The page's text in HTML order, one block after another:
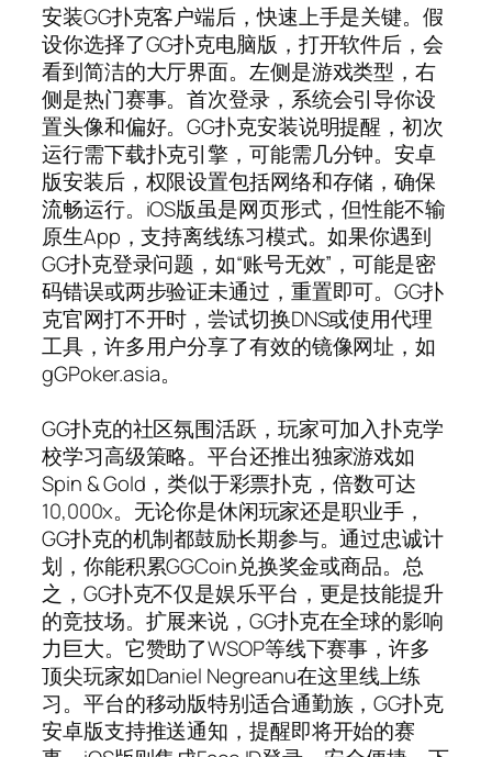
安装GG扑克客户端后，快速上手是关键。假
设你选择了GG扑克电脑版，打开软件后，会
看到简洁的大厅界面。左侧是游戏类型，右
侧是热门赛事。首次登录，系统会引导你设
置头像和偏好。GG扑克安装说明提醒，初次
运行需下载扑克引擎，可能需几分钟。安卓
版安装后，权限设置包括网络和存储，确保
流畅运行。iOS版虽是网页形式，但性能不输
原生App，支持离线练习模式。如果你遇到
GG扑克登录问题，如“账号无效”，可能是密
码错误或两步验证未通过，重置即可。GG扑
克官网打不开时，尝试切换DNS或使用代理
工具，许多用户分享了有效的镜像网址，如
gGPoker.asia。
GG扑克的社区氛围活跃，玩家可加入扑克学
校学习高级策略。平台还推出独家游戏如
Spin & Gold，类似于彩票扑克，倍数可达
10,000x。无论你是休闲玩家还是职业手，
GG扑克的机制都鼓励长期参与。通过忠诚计
划，你能积累GGCoin兑换奖金或商品。总
之，GG扑克不仅是娱乐平台，更是技能提升
的竞技场。扩展来说，GG扑克在全球的影响
力巨大。它赞助了WSOP等线下赛事，许多
顶尖玩家如Daniel Negreanu在这里线上练
习。平台的移动版特别适合通勤族，GG扑克
安卓版支持推送通知，提醒即将开始的赛